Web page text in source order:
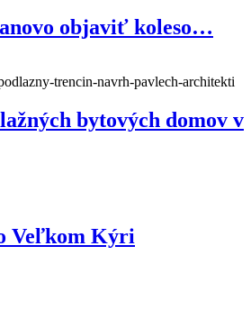
objaviť koleso…
bytových domov v
Veľkom Kýri